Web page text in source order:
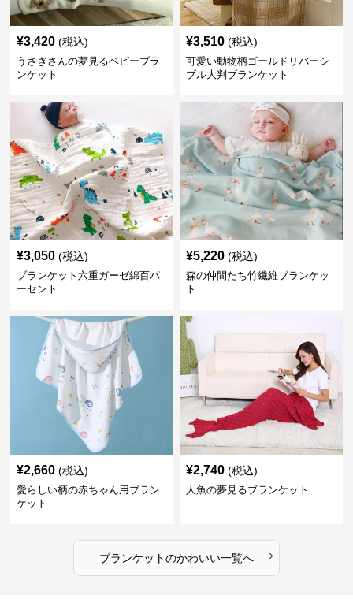
¥3,420 (税込)
うさぎさんの夢見るベビーブラ
ンケット
¥3,510 (税込)
可愛い動物柄ゴールドリバーシ
ブル大判ブランケット
¥3,050 (税込)
ブランケット六重ガーゼ綿百パ
ーセント
¥5,220 (税込)
森の仲間たち竹繊維ブランケッ
ト
¥2,660 (税込)
愛らしい柄の赤ちゃん用ブラン
ケット
¥2,740 (税込)
人魚の夢見るブランケット
ブランケットのかわいい一覧へ ›